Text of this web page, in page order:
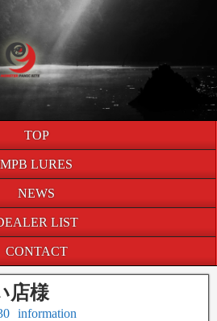
TOP
MPB LURES
NEWS
LIST
CONTACT
店様
information